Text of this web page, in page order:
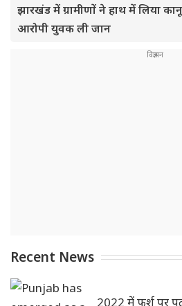
झारखंड में ग्रामीणों ने हाथ में लिया
आरोपी युवक ली जान
Recent News
2022 में फर्श पर